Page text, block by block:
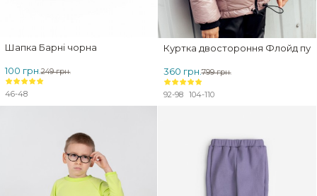
Шапка Барні чорна
249 грн.
100 грн.
46-48
Куртка двостороння Флойд
799 грн.
360 грн.
92-98 104-110